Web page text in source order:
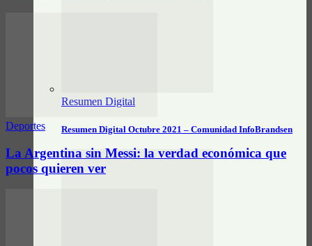
Resumen Digital
Resumen Digital Octubre 2021 – Comunidad InfoBrandsen
Deportes
La Argentina sin Messi: la verdad económica que
pocos quieren ver